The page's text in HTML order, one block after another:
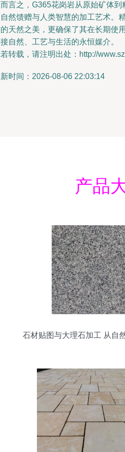
言之，G365花岗岩从原始矿体
然馈赠与人类智慧的加工艺术。
天然之美，更确保了其在长期使
自然、工艺与生活的永恒媒介。
转载，请注明出处：http://
时间：2026-08-06 22:03:14
产品
石材贴图与大理石加工 从自